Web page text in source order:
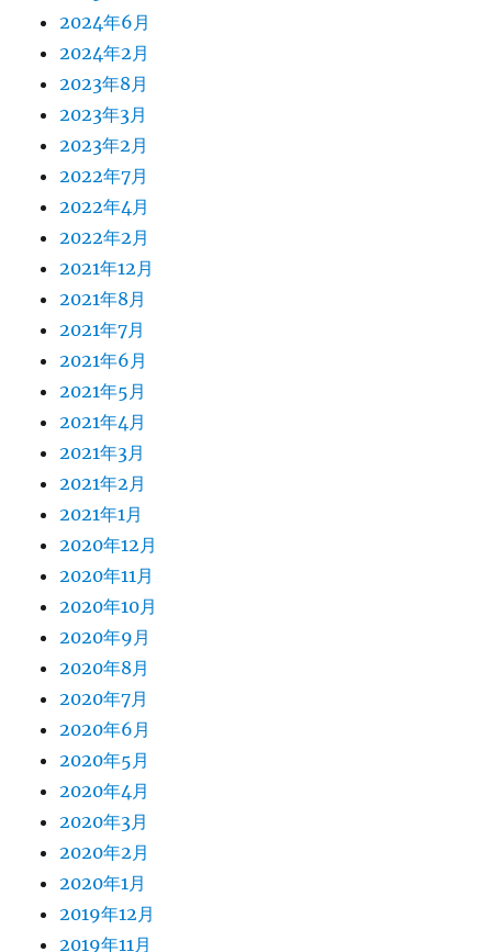
2024年6月
2024年2月
2023年8月
2023年3月
2023年2月
2022年7月
2022年4月
2022年2月
2021年12月
2021年8月
2021年7月
2021年6月
2021年5月
2021年4月
2021年3月
2021年2月
2021年1月
2020年12月
2020年11月
2020年10月
2020年9月
2020年8月
2020年7月
2020年6月
2020年5月
2020年4月
2020年3月
2020年2月
2020年1月
2019年12月
2019年11月